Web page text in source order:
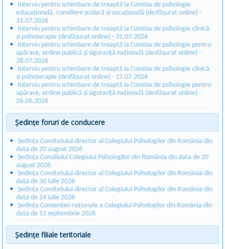
Interviu pentru schimbare de treaptă la Comisia de psihologie
educațională, consiliere școlară și vocațională (desfășurat online) -
31.07.2026
Interviu pentru schimbare de treaptă la Comisia de psihologie clinică
și psihoterapie (desfășurat online) - 31.07.2026
Interviu pentru schimbare de treaptă la Comisia de psihologie pentru
apărare, ordine publică și siguranță națională (desfășurat online) -
28.07.2026
Interviu pentru schimbare de treaptă la Comisia de psihologie clinică
și psihoterapie (desfășurat online) - 17.07.2026
Interviu pentru schimbare de treaptă la Comisia de psihologie pentru
apărare, ordine publică și siguranță națională (desfășurat online) -
26.06.2026
Ședințe foruri de conducere
Ședința Comitetului director al Colegiului Psihologilor din România din
data de 20 august 2026
Ședința Consiliului Colegiului Psihologilor din România din data de 20
august 2026
Ședința Comitetului director al Colegiului Psihologilor din România din
data de 30 iulie 2026
Ședința Comitetului director al Colegiului Psihologilor din România din
data de 14 iulie 2026
Ședința Convenției naționale a Colegiului Psihologilor din România din
data de 11 septembrie 2026
Ședințe filiale teritoriale